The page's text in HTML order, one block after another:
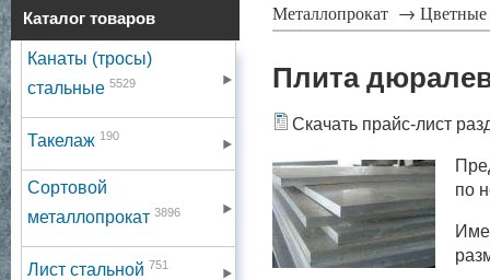
Каталог товаров
Канаты (тросы)
стальные 5529
Такелаж 190
Сортовой
металлопрокат 3896
Лист стальной 751
Металлопрокат →
Плита
Скачать прайс-лист
по